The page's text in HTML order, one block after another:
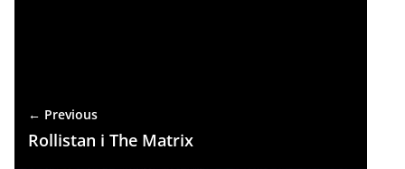
← Previous
Rollistan i The Matrix